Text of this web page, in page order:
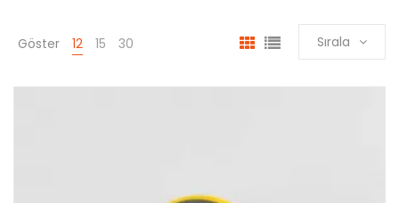
Göster 12 15 30 Sırala